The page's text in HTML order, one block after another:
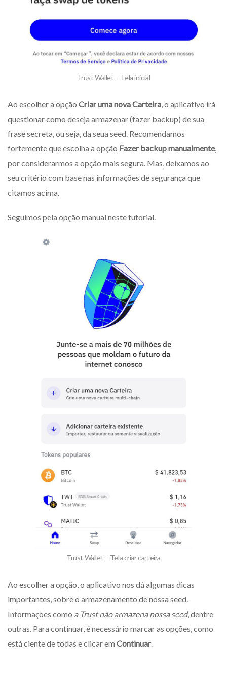
Trust Wallet – Tela inicial
Ao escolher a opção Criar uma nova Carteira, o aplicativo irá
questionar como deseja armazenar (fazer backup) de sua
frase secreta, ou seja, da seua seed. Recomendamos
fortemente que escolha a opção Fazer backup manualmente,
por considerarmos a opção mais segura. Mas, deixamos ao
seu critério com base nas informações de segurança que
citamos acima.
Seguimos pela opção manual neste tutorial.
Trust Wallet – Tela criar carteira
Ao escolher a opção, o aplicativo nos dá algumas dicas
importantes, sobre o armazenamento de nossa seed.
Informações como a Trust não armazena nossa seed, dentre
outras. Para continuar, é necessário marcar as opções, como
está ciente de todas e clicar em Continuar.